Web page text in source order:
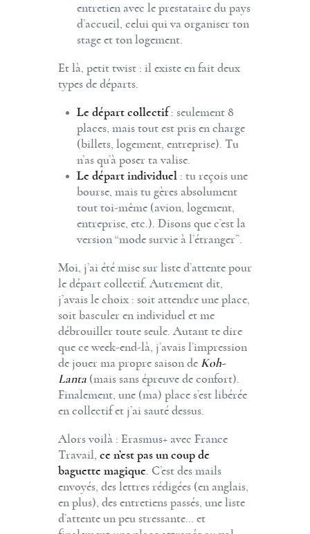
entretien avec le prestataire du pays
d’accueil, celui qui va organiser ton
stage et ton logement.
Et là, petit twist : il existe en fait deux
types de départs.
Le départ collectif: seulement 8
places, mais tout est pris en charge
(billets, logement, entreprise). Tu
n’as qu’à poser ta valise.
Le départ individuel : tu reçois une
bourse, mais tu gères absolument
tout toi-même (avion, logement,
entreprise, etc.). Disons que c’est la
version “mode survie à l’étranger”.
Moi, j’ai été mise sur liste d’attente pour
le départ collectif. Autrement dit,
j’avais le choix : soit attendre une place,
soit basculer en individuel et me
débrouiller toute seule. Autant te dire
que ce week-end-là, j’avais l’impression
de jouer ma propre saison de Koh-
Lanta (mais sans épreuve de confort).
Finalement, une (ma) place s’est libérée
en collectif et j’ai sauté dessus.
Alors voilà : Erasmus+ avec France
Travail, ce n’est pas un coup de
baguette magique. C’est des mails
envoyés, des lettres rédigées (en anglais,
en plus), des entretiens passés, une liste
d’attente un peu stressante… et